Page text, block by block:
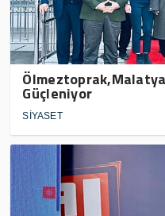
Güçleniyor
SİYASET